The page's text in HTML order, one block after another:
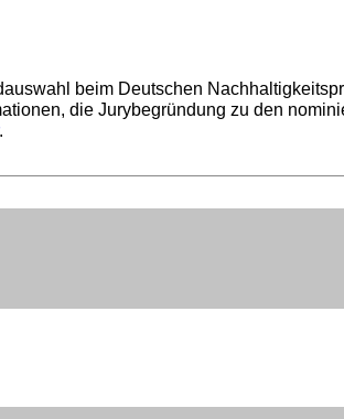
beim Deutschen
die Jurybegründung zu den
.